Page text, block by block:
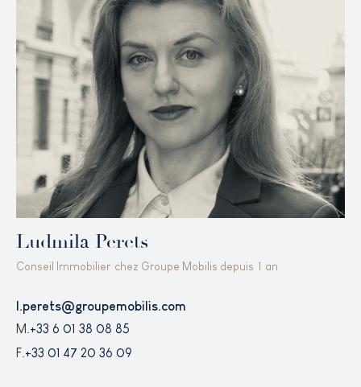
Ludmila Perets
Conseil Immobilier chez Groupe Mobilis depuis 1 an
l.perets@groupemobilis.com
M. +33 6 01 38 08 85
F. +33 01 47 20 36 09